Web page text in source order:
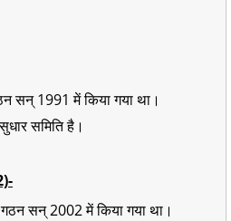
सन् 1991 में किया गया था।
समिति है।
सन् 2002 में किया गया था।